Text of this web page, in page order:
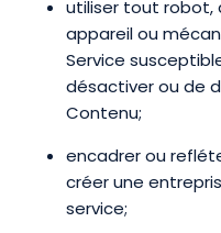
utiliser tout robot,
appareil ou
Service
désactiver ou de
Contenu;
encadrer ou
créer une
service;